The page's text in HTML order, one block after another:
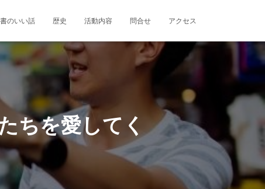
のいい話 歴史 活動内容 問合せ アクセス
ちを愛してく